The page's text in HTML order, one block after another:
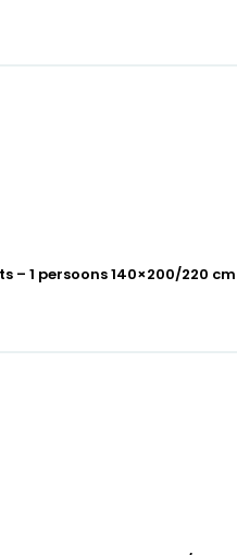
1 persoons 140×200/220